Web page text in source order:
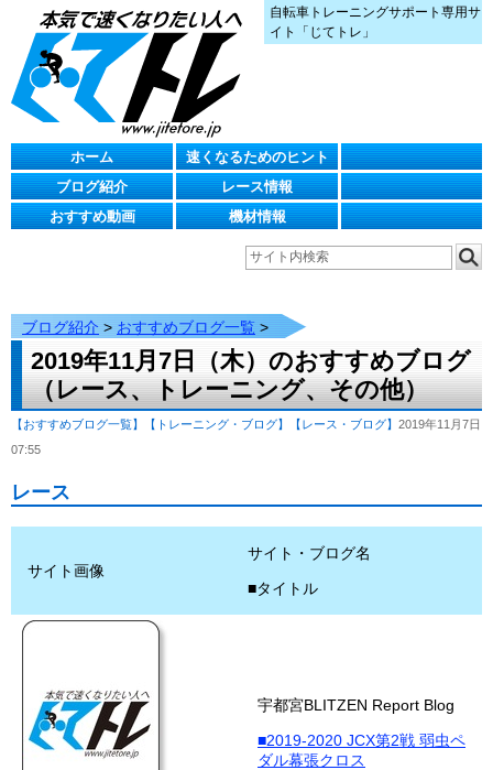
自転車トレーニングサポート専用サ
イト「じてトレ」
ホーム
速くなるためのヒント
ブログ紹介
レース情報
おすすめ動画
機材情報
ブログ紹介 > おすすめブログ一覧 >
2019年11月7日（木）のおすすめブログ
（レース、トレーニング、その他）
【おすすめブログ一覧】 【トレーニング・ブログ】 【レース・ブログ】 2019年11月7日
07:55
レース
サイト画像
サイト・ブログ名
■タイトル
宇都宮BLITZEN Report Blog
■2019-2020 JCX第2戦 弱虫ペ
ダル幕張クロス